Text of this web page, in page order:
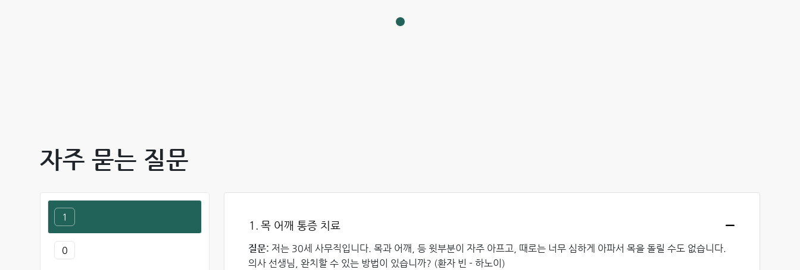
자주 묻는 질문
1
0
1. 목 어깨 통증 치료
질문: 저는 30세 사무직입니다. 목과 어깨, 등 윗부분이 자주 아프고, 때로는 너무 심하게 아파서 목을 돌릴 수도 없습니다.
의사 선생님, 완치할 수 있는 방법이 있습니까? (환자 빈 - 하노이)